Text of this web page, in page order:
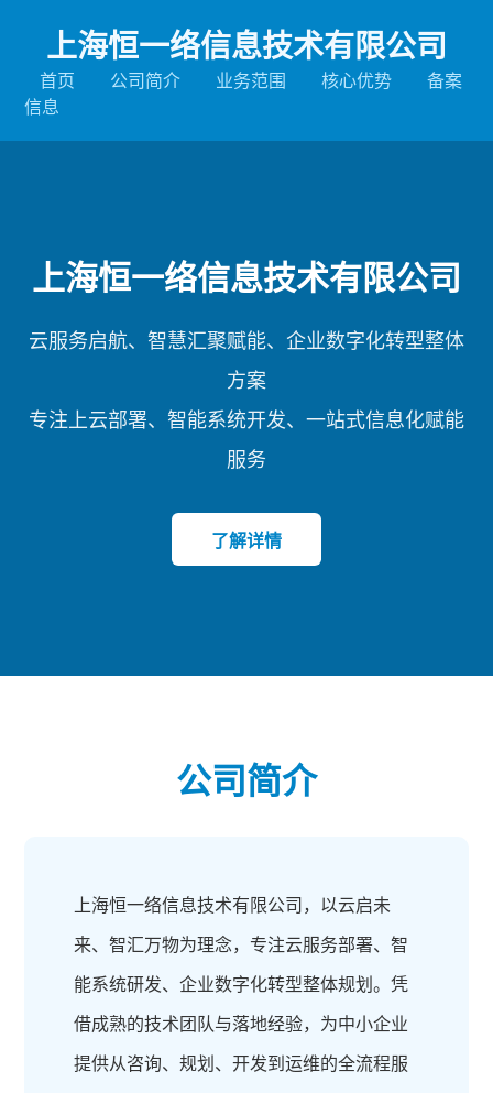
上海恒一络信息技术有限公司
首页 公司简介 业务范围 核心优势
备案
信息
上海恒一络信息技术有限公司
云服务启航、智慧汇聚赋能、企业数字化转型整体
方案
专注上云部署、智能系统开发、一站式信息化赋能
服务
了解详情
公司简介
上海恒一络信息技术有限公司，以云启未
来、智汇万物为理念，专注云服务部署、智
能系统研发、企业数字化转型整体规划。凭
借成熟的技术团队与落地经验，为中小企业
提供从咨询、规划、开发到运维的全流程服